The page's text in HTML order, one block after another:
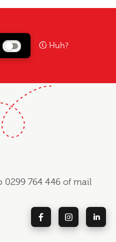
Huh?
0299 764 446 of mail